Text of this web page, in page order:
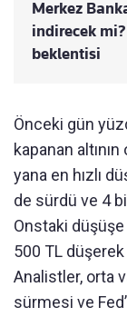
Merkez
indirecek
beklentisi
Önceki gün
kapanan
yana en hızlı dü
de sürdü ve 4
Onstaki düşüşe
500 TL dü
Analistler, orta
sürmesi ve